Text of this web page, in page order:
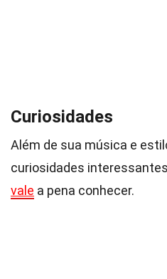
Curiosidades
Além de sua música e
curiosidades
vale a pena conhecer.